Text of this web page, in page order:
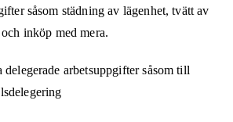
såsom städning av lägenhet, tvätt av
inköp med mera.
delegerade arbetsuppgifter såsom till